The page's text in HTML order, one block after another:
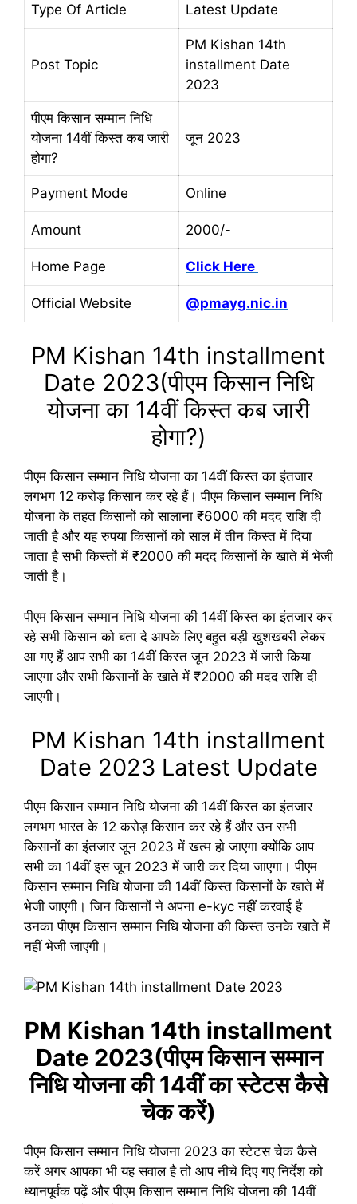
Type Of Article Latest Update
Post Topic
PM Kishan 14th
installment Date
2023
पीएम किसान सम्मान निधि
योजना 14वीं किस्त कब जारी
होगा?
जून 2023
Payment Mode Online
Amount 2000/-
Home Page Click Here
Official Website @pmayg.nic.in
PM Kishan 14th installment
Date 2023(पीएम किसान निधि
योजना का 14वीं किस्त कब जारी
होगा?)
पीएम किसान सम्मान निधि योजना का 14वीं किस्त का इंतजार
लगभग 12 करोड़ किसान कर रहे हैं। पीएम किसान सम्मान निधि
योजना के तहत किसानों को सालाना ₹6000 की मदद राशि दी
जाती है और यह रुपया किसानों को साल में तीन किस्त में दिया
जाता है सभी किस्तों में ₹2000 की मदद किसानों के खाते में भेजी
जाती है।
पीएम किसान सम्मान निधि योजना की 14वीं किस्त का इंतजार कर
रहे सभी किसान को बता दे आपके लिए बहुत बड़ी खुशखबरी लेकर
आ गए हैं आप सभी का 14वीं किस्त जून 2023 में जारी किया
जाएगा और सभी किसानों के खाते में ₹2000 की मदद राशि दी
जाएगी।
PM Kishan 14th installment
Date 2023 Latest Update
पीएम किसान सम्मान निधि योजना की 14वीं किस्त का इंतजार
लगभग भारत के 12 करोड़ किसान कर रहे हैं और उन सभी
किसानों का इंतजार जून 2023 में खत्म हो जाएगा क्योंकि आप
सभी का 14वीं इस जून 2023 में जारी कर दिया जाएगा। पीएम
किसान सम्मान निधि योजना की 14वीं किस्त किसानों के खाते में
भेजी जाएगी। जिन किसानों ने अपना e-kyc नहीं करवाई है
उनका पीएम किसान सम्मान निधि योजना की किस्त उनके खाते में
नहीं भेजी जाएगी।
PM Kishan 14th installment
Date 2023(पीएम किसान सम्मान
निधि योजना की 14वीं का स्टेटस कैसे
चेक करें)
पीएम किसान सम्मान निधि योजना 2023 का स्टेटस चेक कैसे
करें अगर आपका भी यह सवाल है तो आप नीचे दिए गए निर्देश को
ध्यानपूर्वक पढ़ें और पीएम किसान सम्मान निधि योजना की 14वीं